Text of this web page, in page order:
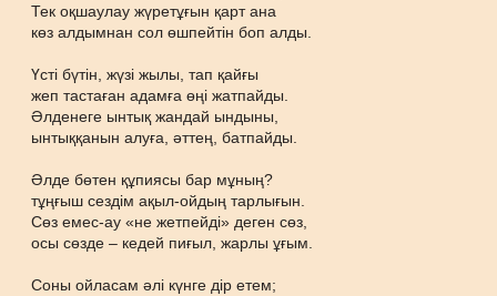
Тек оқшаулау жүретұғын қарт ана
көз алдымнан сол өшпейтін боп алды.
Үсті бүтін, жүзі жылы, тап қайғы
жеп тастаған адамға өңі жатпайды.
Әлденеге ынтық жандай ындыны,
ынтыққанын алуға, әттең, батпайды.
Әлде бөтен құпиясы бар мұның?
тұңғыш сездім ақыл-ойдың тарлығын.
Сөз емес-ау «не жетпейді» деген сөз,
осы сөзде – кедей пиғыл, жарлы ұғым.
Соны ойласам әлі күнге дір етем;